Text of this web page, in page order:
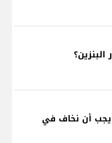
أن نخاف في